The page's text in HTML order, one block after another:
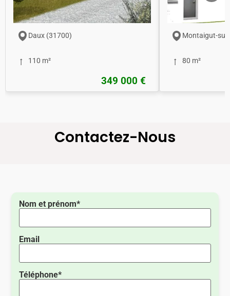
Daux (31700)
110 m²
349 000 €
Montaigut-
80 m²
Contactez-Nous
Nom et prénom*
Email
Téléphone*